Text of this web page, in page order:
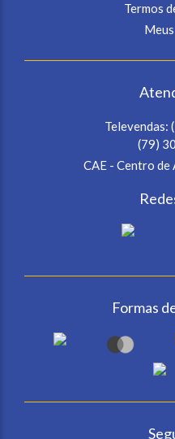
Termos
Televendas:
(79)
CAE - Centro
Formas